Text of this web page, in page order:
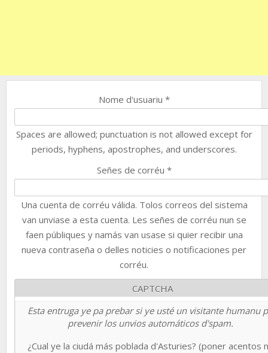
Nome d'usuariu *
Spaces are allowed; punctuation is not allowed except for
periods, hyphens, apostrophes, and underscores.
Señes de corréu *
Una cuenta de corréu válida. Tolos correos del sistema
van unviase a esta cuenta. Les señes de corréu nun se
faen públiques y namás van usase si quier recibir una
nueva contraseña o delles noticies o notificaciones per
corréu.
CAPTCHA
Esta entruga ye pa prebar si ye usté un visitante humanu
prevenir los unvios automáticos d'spam.
¿Cual ye la ciudá más poblada d'Asturies? (poner acentos